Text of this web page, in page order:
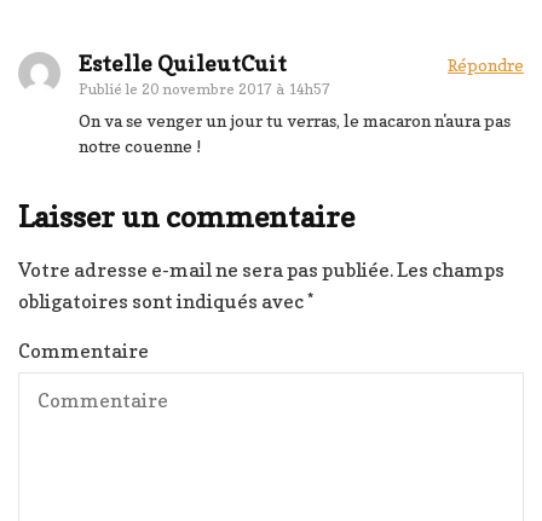
Estelle QuileutCuit
Publié le 20 novembre 2017 à 14h57
Répondre
On va se venger un jour tu verras, le macaron n'aura pas
notre couenne !
Laisser un commentaire
Votre adresse e-mail ne sera pas publiée.Les champs
obligatoires sont indiqués avec*
Commentaire